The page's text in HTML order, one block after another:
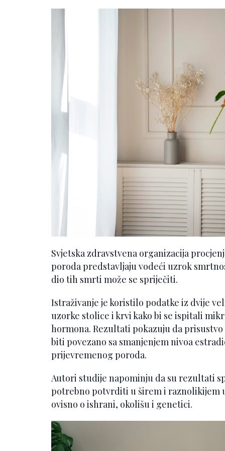
Svjetska zdravstvena organizacija
poroda predstavljaju vodeći uzrok
dio tih smrti može se spriječiti.
Istraživanje je koristilo podatke iz dvije
uzorke stolice i krvi kako bi se ispitali
hormona. Rezultati pokazuju da
biti povezano sa smanjenjem nivoa
prijevremenog poroda.
Autori studije napominju da su rezultati
potrebno potvrditi u širem i raznolikijem
ovisno o ishrani, okolišu i genetici.